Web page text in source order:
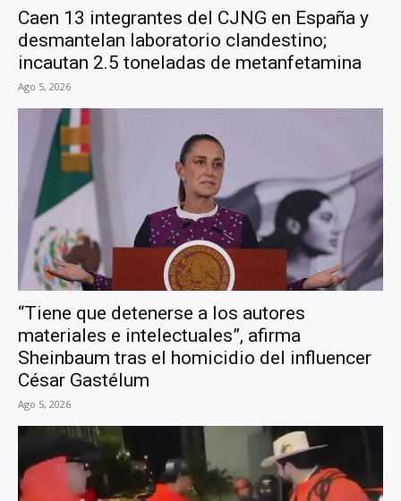
Caen 13 integrantes del CJNG en España y
desmantelan laboratorio clandestino;
incautan 2.5 toneladas de metanfetamina
Ago 5, 2026
“Tiene que detenerse a los autores
materiales e intelectuales”, afirma
Sheinbaum tras el homicidio del influencer
César Gastélum
Ago 5, 2026